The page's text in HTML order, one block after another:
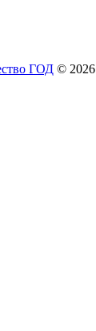
ГОД © 2026